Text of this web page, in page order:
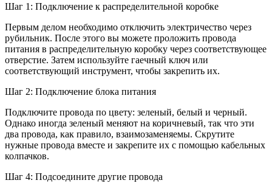
Шаг 1: Подключение к распределительной коробке
Первым делом необходимо отключить электричество через
рубильник. После этого вы можете проложить провода
питания в распределительную коробку через соответствующее
отверстие. Затем используйте гаечный ключ или
соответствующий инструмент, чтобы закрепить их.
Шаг 2: Подключение блока питания
Подключите провода по цвету: зеленый, белый и черный.
Однако иногда зеленый меняют на коричневый, так что эти
два провода, как правило, взаимозаменяемы. Скрутите
нужные провода вместе и закрепите их с помощью кабельных
колпачков.
Шаг 4: Подсоедините другие провода